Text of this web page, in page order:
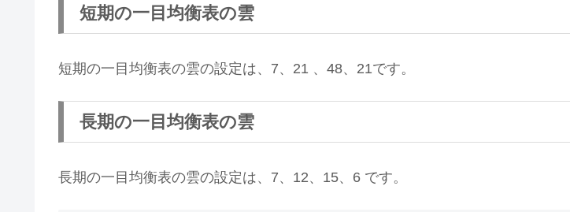
短期の一目均衡表の雲
短期の一目均衡表の雲の設定は、7、21 、48、21です。
長期の一目均衡表の雲
長期の一目均衡表の雲の設定は、7、12、15、6 です。